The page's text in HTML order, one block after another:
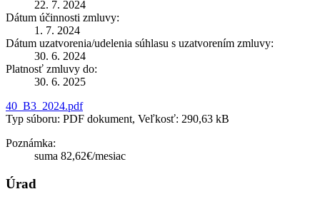
22. 7. 2024
Dátum účinnosti zmluvy:
1. 7. 2024
Dátum uzatvorenia/udelenia súhlasu s uzatvorením zmluvy:
30. 6. 2024
Platnosť zmluvy do:
30. 6. 2025
40_B3_2024.pdf
Typ súboru: PDF dokument, Veľkosť: 290,63 kB
Poznámka:
suma 82,62€/mesiac
Úrad